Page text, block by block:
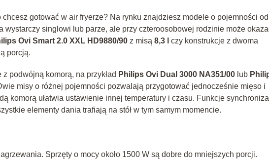
gotować w air fryerze? Na rynku znajdziesz modele o pojemności od
wystarczy singlowi lub parze, ale przy czteroosobowej rodzinie może
Ovi Smart 2.0 XXL HD9880/90 z misą 8,3 l
czy konstrukcje z dwoma
porcją.
podwójną komorą, na przykład Philips Ovi Dual 3000 NA351/00 lub
misy o różnej pojemności pozwalają przygotować jednocześnie mięso i
komorą ułatwia ustawienie innej temperatury i czasu. Funkcje
elementy dania trafiają na stół w tym samym momencie.
Sprzęty o mocy około 1500 W są dobre do mniejszych porcji.